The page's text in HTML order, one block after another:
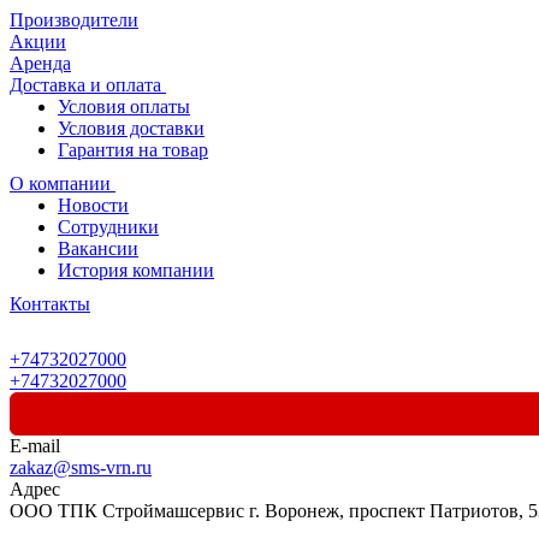
Производители
Акции
Аренда
Доставка и оплата
Условия оплаты
Условия доставки
Гарантия на товар
О компании
Новости
Сотрудники
Вакансии
История компании
Контакты
+74732027000
+74732027000
E-mail
zakaz@sms-vrn.ru
Адрес
ООО ТПК Строймашсервис г. Воронеж, проспект Патриотов,